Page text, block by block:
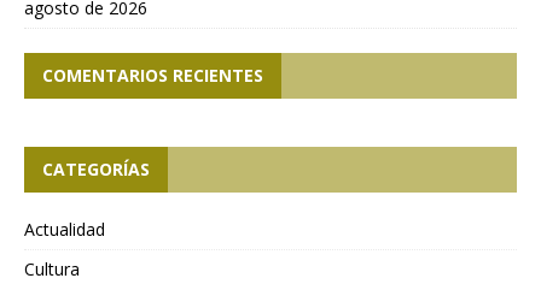
agosto de 2026
COMENTARIOS RECIENTES
CATEGORÍAS
Actualidad
Cultura